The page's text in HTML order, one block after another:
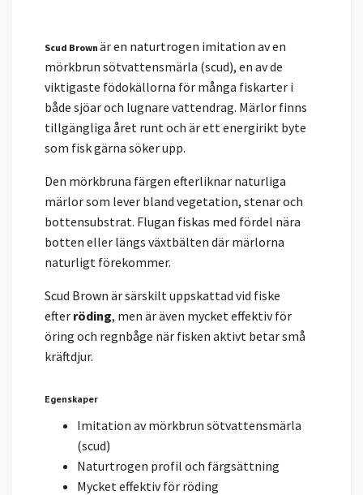
Scud Brown är en naturtrogen imitation av en
mörkbrun sötvattensmärla (scud), en av de
viktigaste födokällorna för många fiskarter i
både sjöar och lugnare vattendrag. Märlor finns
tillgängliga året runt och är ett energirikt byte
som fisk gärna söker upp.
Den mörkbruna färgen efterliknar naturliga
märlor som lever bland vegetation, stenar och
bottensubstrat. Flugan fiskas med fördel nära
botten eller längs växtbälten där märlorna
naturligt förekommer.
Scud Brown är särskilt uppskattad vid fiske
efter röding, men är även mycket effektiv för
öring och regnbåge när fisken aktivt betar små
kräftdjur.
Egenskaper
Imitation av mörkbrun sötvattensmärla
(scud)
Naturtrogen profil och färgsättning
Mycket effektiv för röding